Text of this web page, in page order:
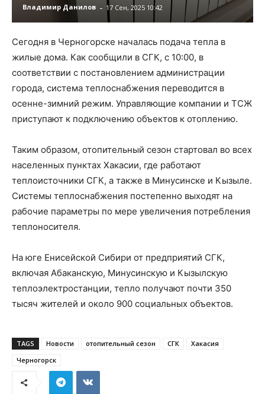
Владимир Данилов - 17 Сен, 2025 10:42
Сегодня в Черногорске началась подача тепла в
жилые дома. Как сообщили в СГК, с 10:00, в
соответствии с постановлением администрации
города, система теплоснабжения переводится в
осенне-зимний режим. Управляющие компании и ТСЖ
приступают к подключению объектов к отоплению.
Таким образом, отопительный сезон стартовал во всех
населенных пунктах Хакасии, где работают
теплоисточники СГК, а также в Минусинске и Кызыле.
Системы теплоснабжения постепенно выходят на
рабочие параметры по мере увеличения потребления
теплоносителя.
На юге Енисейской Сибири от предприятий СГК,
включая Абаканскую, Минусинскую и Кызылскую
теплоэлектростанции, тепло получают почти 350
тысяч жителей и около 900 социальных объектов.
TAGS Новости отопительный сезон СГК
Хакасия
Черногорск